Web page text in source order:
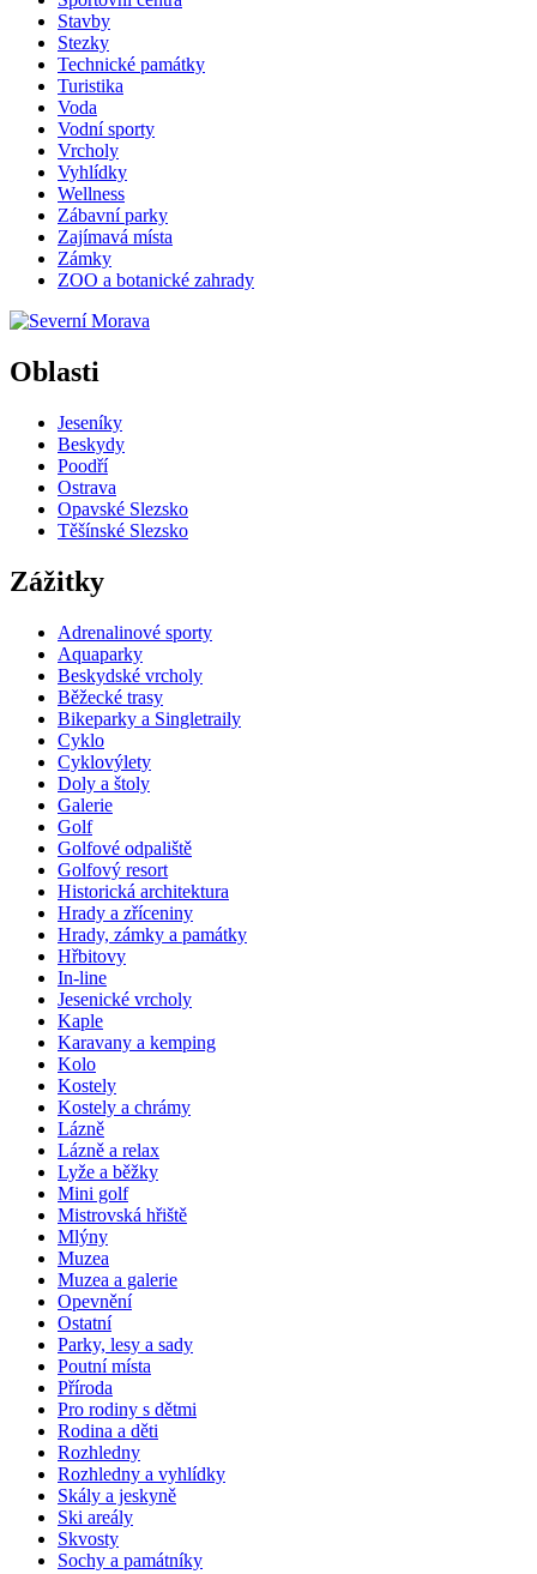
Stavby
Stezky
Technické památky
Turistika
Voda
Vodní sporty
Vrcholy
Vyhlídky
Wellness
Zábavní parky
Zajímavá místa
Zámky
ZOO a botanické zahrady
Oblasti
Jeseníky
Beskydy
Poodří
Ostrava
Opavské Slezsko
Těšínské Slezsko
Zážitky
Adrenalinové sporty
Aquaparky
Beskydské vrcholy
Běžecké trasy
Bikeparky a Singletraily
Cyklo
Cyklovýlety
Doly a štoly
Galerie
Golf
Golfové odpaliště
Golfový resort
Historická architektura
Hrady a zříceniny
Hrady, zámky a památky
Hřbitovy
In-line
Jesenické vrcholy
Kaple
Karavany a kemping
Kolo
Kostely
Kostely a chrámy
Lázně
Lázně a relax
Lyže a běžky
Mini golf
Mistrovská hřiště
Mlýny
Muzea
Muzea a galerie
Opevnění
Ostatní
Parky, lesy a sady
Poutní místa
Příroda
Pro rodiny s dětmi
Rodina a děti
Rozhledny
Rozhledny a vyhlídky
Skály a jeskyně
Ski areály
Skvosty
Sochy a památníky